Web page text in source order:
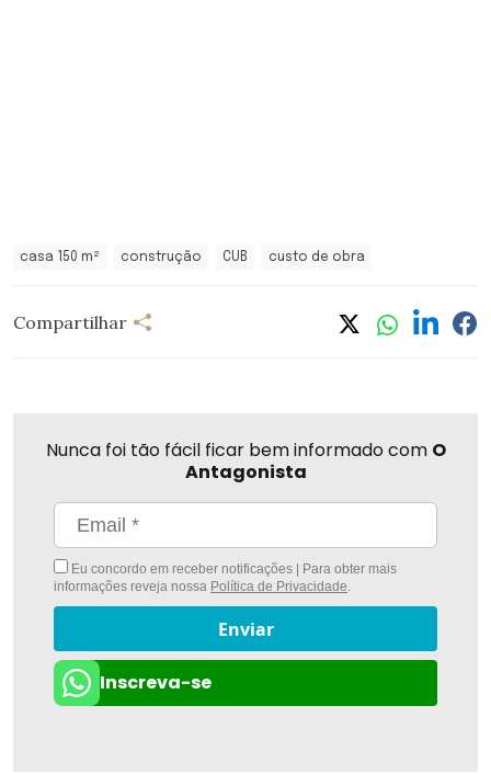
casa 150 m² construção CUB custo de obra
Compartilhar
Nunca foi tão fácil ficar bem informado com O
Antagonista
Eu concordo em receber notificações | Para obter mais
informações reveja nossa Política de Privacidade.
Enviar
Inscreva-se